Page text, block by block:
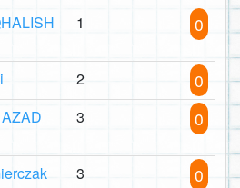
1 0
2 0
3 0
3 0